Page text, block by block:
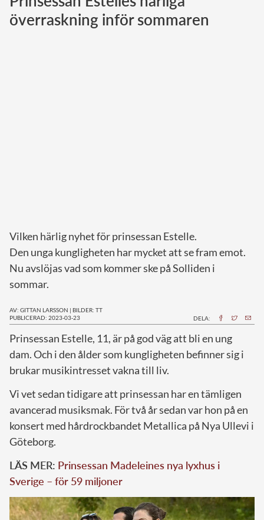
Norska kungahuset
överraskning inför sommaren
Vilken härlig nyhet för prinsessan Estelle.
Den unga kungligheten har mycket att se fram emot.
Nu avslöjas vad som kommer ske på Solliden i
sommar.
AV: GITTAN LARSSON | BILDER: TT
PUBLICERAD: 2023-03-23
DELA:
Prinsessan Estelle, 11, är på god väg att bli en ung
dam. Och i den ålder som kungligheten befinner sig i
brukar musikintresset vakna till liv.
Vi vet sedan tidigare att prinsessan har en tämligen
avancerad musiksmak. För två år sedan var hon på en
konsert med hårdrockbandet Metallica på Nya Ullevi i
Göteborg.
LÄS MER: Prinsessan Madeleines nya lyxhus i
Sverige – för 59 miljoner